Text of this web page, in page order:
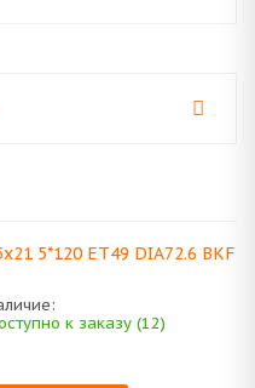
5*120 ET49 DIA72.6 BKF
к заказу (12)